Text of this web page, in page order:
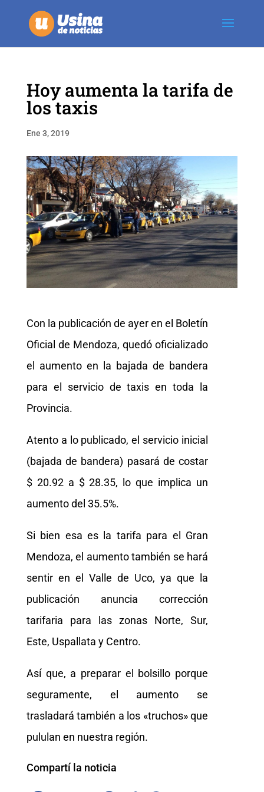
Hoy aumenta la tarifa de
los taxis
Ene 3, 2019
Con la publicación de ayer en el Boletín
Oficial de Mendoza, quedó oficializado
el aumento en la bajada de bandera
para el servicio de taxis en toda la
Provincia.
Atento a lo publicado, el servicio inicial
(bajada de bandera) pasará de costar
$ 20.92 a $ 28.35, lo que implica un
aumento del 35.5%.
Si bien esa es la tarifa para el Gran
Mendoza, el aumento también se hará
sentir en el Valle de Uco, ya que la
publicación anuncia corrección
tarifaria para las zonas Norte, Sur,
Este, Uspallata y Centro.
Así que, a preparar el bolsillo porque
seguramente, el aumento se
trasladará también a los «truchos» que
pululan en nuestra región.
Compartí la noticia